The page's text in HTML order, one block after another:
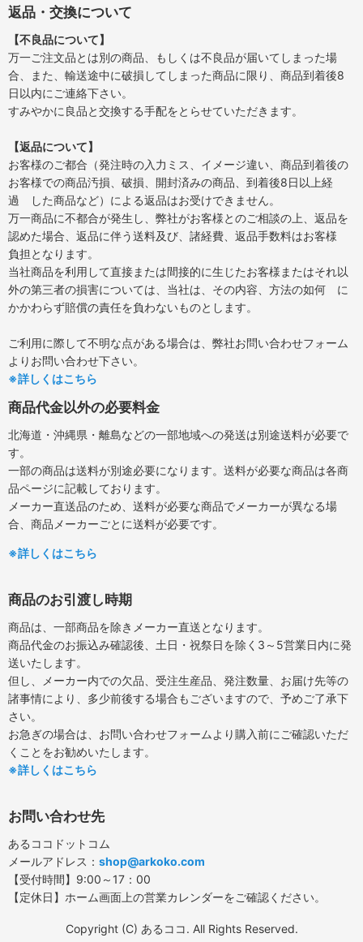
返品・交換について
【不良品について】
万一ご注文品とは別の商品、もしくは不良品が届いてしまった場
合、また、輸送途中に破損してしまった商品に限り、商品到着後8
日以内にご連絡下さい。
すみやかに良品と交換する手配をとらせていただきます。
【返品について】
お客様のご都合（発注時の入力ミス、イメージ違い、商品到着後の
お客様での商品汚損、破損、開封済みの商品、到着後8日以上経
過 した商品など）による返品はお受けできません。
万一商品に不都合が発生し、弊社がお客様とのご相談の上、返品を
認めた場合、返品に伴う送料及び、諸経費、返品手数料はお客様
負担となります。
当社商品を利用して直接または間接的に生じたお客様またはそれ以
外の第三者の損害については、当社は、その内容、方法の如何 に
かかわらず賠償の責任を負わないものとします。
ご利用に際して不明な点がある場合は、弊社お問い合わせフォーム
よりお問い合わせ下さい。
※詳しくはこちら
商品代金以外の必要料金
北海道・沖縄県・離島などの一部地域への発送は別途送料が必要で
す。
一部の商品は送料が別途必要になります。送料が必要な商品は各商
品ページに記載しております。
メーカー直送品のため、送料が必要な商品でメーカーが異なる場
合、商品メーカーごとに送料が必要です。
※詳しくはこちら
商品のお引渡し時期
商品は、一部商品を除きメーカー直送となります。
商品代金のお振込み確認後、土日・祝祭日を除く3～5営業日内に発
送いたします。
但し、メーカー内での欠品、受注生産品、発注数量、お届け先等の
諸事情により、多少前後する場合もございますので、予めご了承下
さい。
お急ぎの場合は、お問い合わせフォームより購入前にご確認いただ
くことをお勧めいたします。
※詳しくはこちら
お問い合わせ先
あるココドットコム
メールアドレス： shop@arkoko.com
【受付時間】9:00～17：00
【定休日】ホーム画面上の営業カレンダーをご確認ください。
Copyright (C) あるココ. All Rights Reserved.